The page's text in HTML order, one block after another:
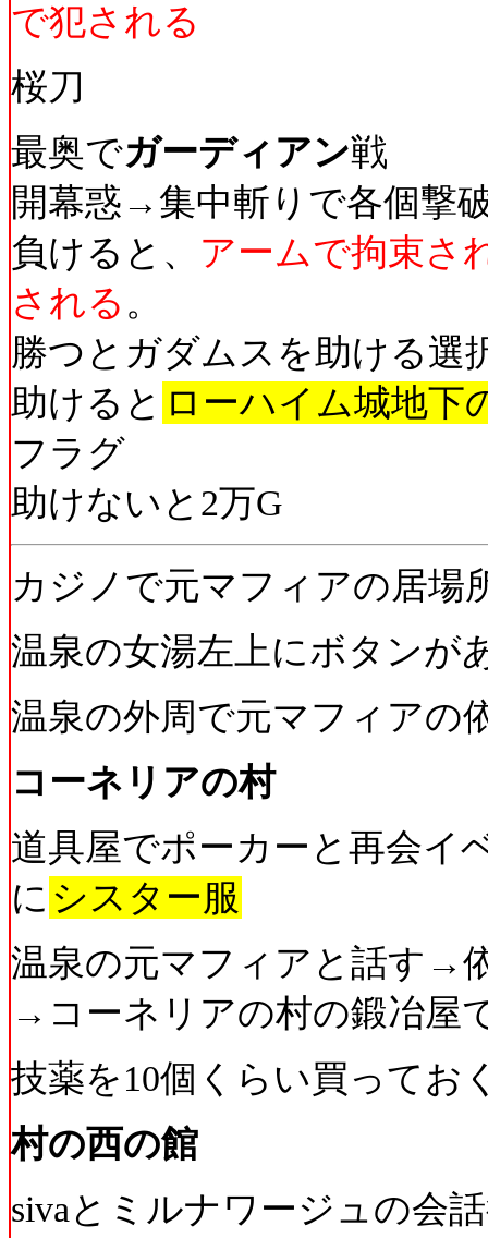
で犯される
桜刀
最奥でガーディアン戦
開幕惑→集中斬りで各個撃
負けると、 アームで拘束さ
される 。
勝つとガダムスを助ける選
助けると ローハイム城地下
フラグ
助けないと2万G
カジノで元マフィアの居場
温泉の女湯左上にボタンが
温泉の外周で元マフィアの
コーネリアの村
道具屋でポーカーと再会
に シスター服
温泉の元マフィアと話す→
→コーネリアの村の鍛冶屋
技薬を10個くらい買ってお
村の西の館
sivaとミルナワージュの会